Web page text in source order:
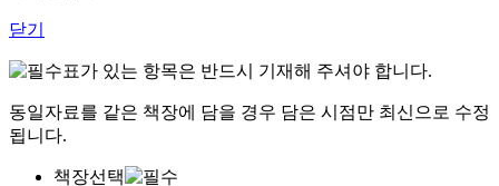
닫기
표가 있는 항목은 반드시 기재해 주셔야 합니다.
동일자료를 같은 책장에 담을 경우 담은 시점만 최신으로 수정
됩니다.
책장선택